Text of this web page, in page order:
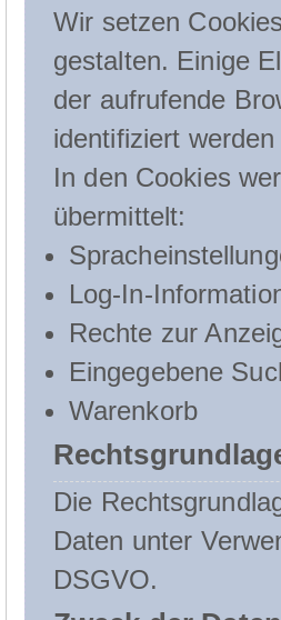
Wir setzen
gestalten. Einige
der aufrufende
identifiziert
In den Cookies
übermittelt:
Log-In-
Rechte zur
Eingegebene
Warenkorb
Die
Daten unter
DSGVO.